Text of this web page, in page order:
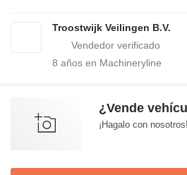
Troostwijk Veilingen B.V.
8 años en Machineryline
¿Vende
¡Hagalo con nosotros!